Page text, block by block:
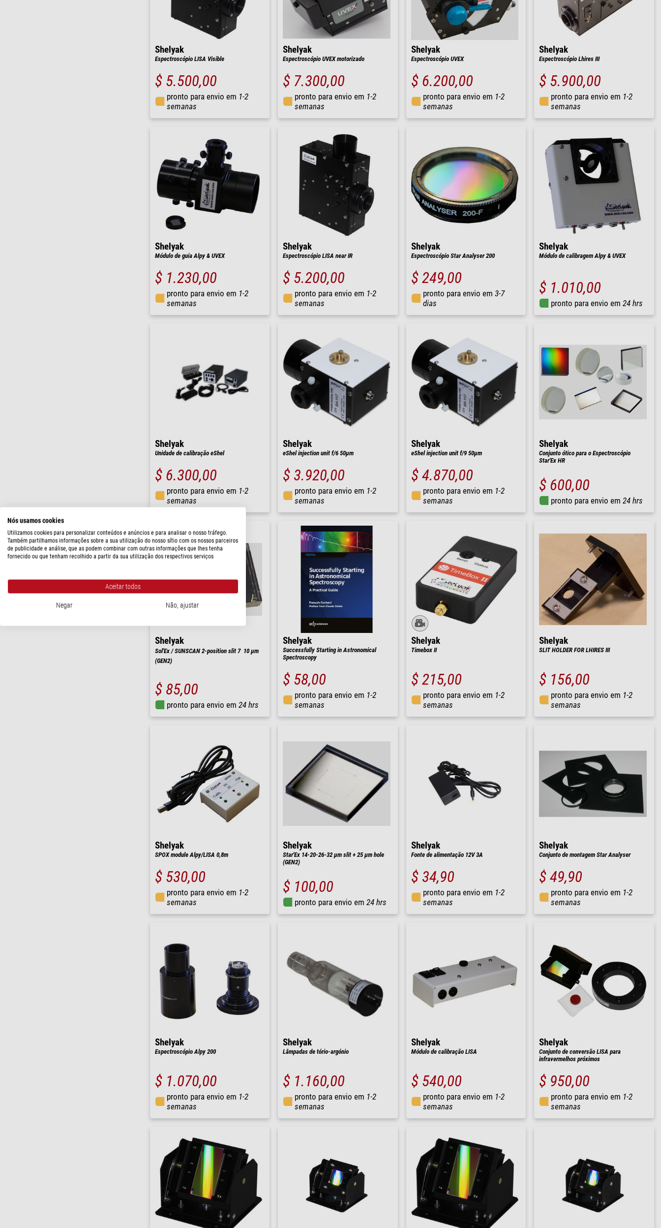
Shelyak
Espectroscópio LISA Visible
$ 5.500,00
pronto para envio em 1-2
semanas
Shelyak
Espectroscópio UVEX motorizado
$ 7.300,00
pronto para envio em 1-2
semanas
Shelyak
Espectroscópio UVEX
$ 6.200,00
pronto para envio em 1-2
semanas
Shelyak
Espectroscópio Lhires III
$ 5.900,00
pronto para envio em 1-2
semanas
Shelyak
Módulo de guia Alpy & UVEX
$ 1.230,00
pronto para envio em 1-2
semanas
Shelyak
Espectroscópio LISA near IR
$ 5.200,00
pronto para envio em 1-2
semanas
Shelyak
Espectroscópio Star Analyser 200
$ 249,00
pronto para envio em 3-7
dias
Shelyak
Módulo de calibragem Alpy & UVEX
$ 1.010,00
pronto para envio em 24 hrs
Shelyak
Unidade de calibração eShel
$ 6.300,00
pronto para envio em 1-2
semanas
Shelyak
eShel injection unit f/6 50µm
$ 3.920,00
pronto para envio em 1-2
semanas
Shelyak
eShel injection unit f/9 50µm
$ 4.870,00
pronto para envio em 1-2
semanas
Shelyak
Conjunto ótico para o Espectroscópio
Star'Ex HR
$ 600,00
pronto para envio em 24 hrs
Shelyak
Sol'Ex / SUNSCAN 2-position slit 7  10 µm
(GEN2)
$ 85,00
pronto para envio em 24 hrs
Shelyak
Successfully Starting in Astronomical
Spectroscopy
$ 58,00
pronto para envio em 1-2
semanas
Shelyak
Timebox II
$ 215,00
pronto para envio em 1-2
semanas
Shelyak
SLIT HOLDER FOR LHIRES III
$ 156,00
pronto para envio em 1-2
semanas
Shelyak
SPOX module Alpy/LISA 0,8m
$ 530,00
pronto para envio em 1-2
semanas
Shelyak
Star'Ex 14-20-26-32 µm slit + 25 µm hole
(GEN2)
$ 100,00
pronto para envio em 24 hrs
Shelyak
Fonte de alimentação 12V 3A
$ 34,90
pronto para envio em 1-2
semanas
Shelyak
Conjunto de montagem Star Analyser
$ 49,90
pronto para envio em 1-2
semanas
Shelyak
Espectroscópio Alpy 200
$ 1.070,00
pronto para envio em 1-2
semanas
Shelyak
Lâmpadas de tório-argónio
$ 1.160,00
pronto para envio em 1-2
semanas
Shelyak
Módulo de calibração LISA
$ 540,00
pronto para envio em 1-2
semanas
Shelyak
Conjunto de conversão LISA para
infravermelhos próximos
$ 950,00
pronto para envio em 1-2
semanas
Nós usamos cookies
Utilizamos cookies para personalizar conteúdos e anúncios e para analisar o nosso tráfego.
Também partilhamos informações sobre a sua utilização do nosso sítio com os nossos parceiros
de publicidade e análise, que as podem combinar com outras informações que lhes tenha
fornecido ou que tenham recolhido a partir da sua utilização dos respectivos serviços
Aceitar todos
Negar Não, ajustar